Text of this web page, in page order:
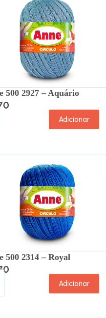
500 2927 – Aquário
Adicionar
500 2314 – Royal
Adicionar